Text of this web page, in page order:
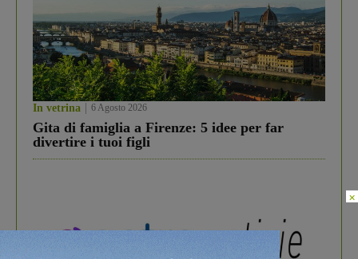
In vetrina 6 Agosto 2026
Gita di famiglia a Firenze: 5 idee per far
divertire i tuoi figli
×